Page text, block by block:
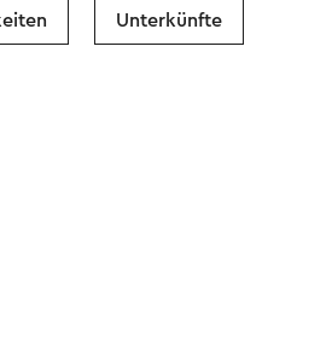
Unterkünfte